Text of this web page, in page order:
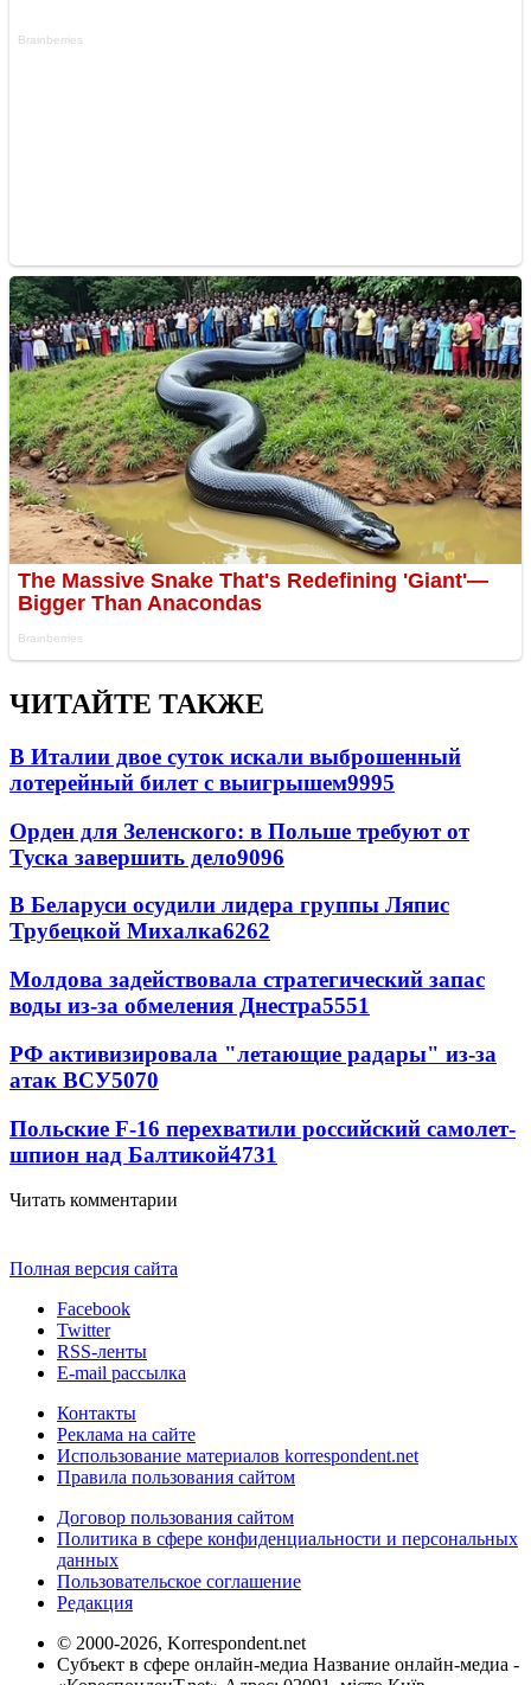
ЧИТАЙТЕ ТАКЖЕ
В Италии двое суток искали выброшенный
лотерейный билет с выигрышем9995
Орден для Зеленского: в Польше требуют от
Туска завершить дело9096
В Беларуси осудили лидера группы Ляпис
Трубецкой Михалка6262
Молдова задействовала стратегический запас
воды из-за обмеления Днестра5551
РФ активизировала "летающие радары" из-за
атак ВСУ5070
Польские F-16 перехватили российский самолет-
шпион над Балтикой4731
Читать комментарии
Полная версия сайта
Facebook
Twitter
RSS-ленты
E-mail рассылка
Контакты
Реклама на сайте
Использование материалов korrespondent.net
Правила пользования сайтом
Договор пользования сайтом
Политика в сфере конфиденциальности и персональных
данных
Пользовательское соглашение
Редакция
© 2000-2026, Korrespondent.net
Субъект в сфере онлайн-медиа Название онлайн-медиа -